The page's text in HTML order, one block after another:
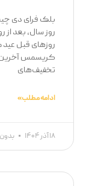
بلک فرای دی
روز سال، بعد
روزهای قبل
کریسمس آخرین
تخفیف‌های
ادامه مطلب »
۱۸ آذر ۱۴۰۴